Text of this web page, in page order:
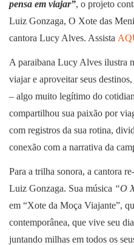
pensa em viajar”, o projeto
Luiz Gonzaga, O Xote das
cantora Lucy Alves. Assista
A paraibana Lucy Alves ilustra
viajar e aproveitar seus
– algo muito legítimo do
compartilhou sua paixão por
com registros da sua rotina,
conexão com a narrativa da
Para a trilha sonora, a cantora
Luiz Gonzaga. Sua música “O
em “Xote da Moça Viajante”,
contemporânea, que vive seu
juntando milhas em todos os